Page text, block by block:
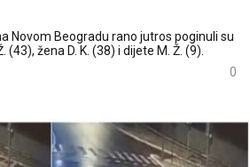
Novom Beogradu rano jutros poginuli su
žena D. K. (38) i dijete M. Ž. (9).
0